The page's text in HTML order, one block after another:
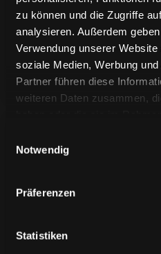
zu können und die Zugriffe
analysieren. Außerdem
Verwendung unserer
soziale Medien, Werbung
Partner führen diese
weiteren Daten zusammen,
Notwendig
Präferenzen
Statistiken